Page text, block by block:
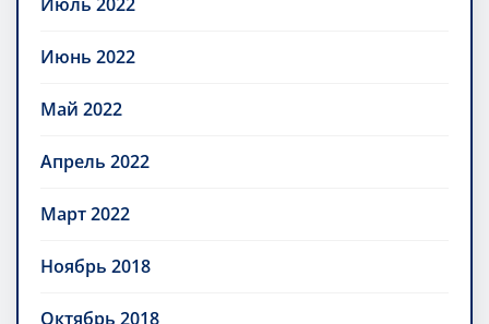
Июнь 2022
Май 2022
Апрель 2022
Март 2022
Ноябрь 2018
Октябрь 2018